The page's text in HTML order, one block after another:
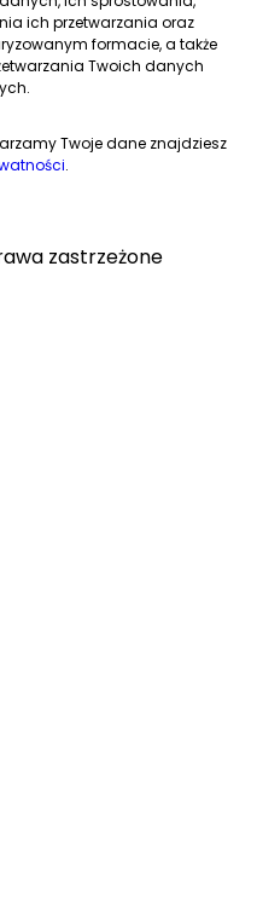
ich przetwarzania oraz
formacie, a także
Twoich danych
Twoje dane znajdziesz
.
zastrzeżone